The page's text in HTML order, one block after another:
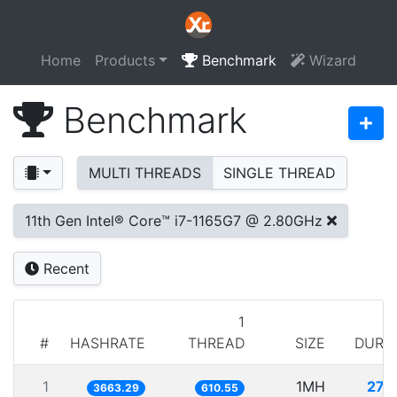
Home Products Benchmark Wizard
Benchmark
MULTI THREADS SINGLE THREAD
11th Gen Intel® Core™ i7-1165G7 @ 2.80GHz
Recent
# HASHRATE
1
THREAD
SIZE
1 3663.29 610.55 1MH